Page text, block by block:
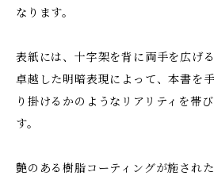
なります。
表紙には、十字架を背に両手を広げ
卓越した明暗表現によって、本書を
り掛けるかのようなリアリティを帯
す。
艶のある樹脂コーティングが施され